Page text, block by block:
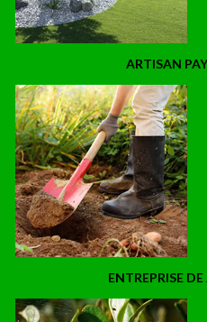
ARTISAN
ENTREPRISE